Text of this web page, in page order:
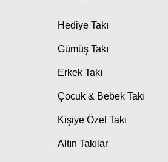
Hediye Takı
Gümüş Takı
Erkek Takı
Çocuk & Bebek Takı
Kişiye Özel Takı
Altın Takılar